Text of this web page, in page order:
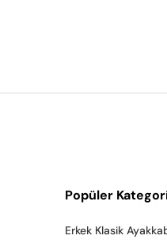
Popüler
Erkek Klasik